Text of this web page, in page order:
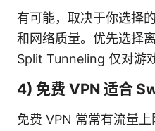
有可能，取决于你选择
和网络质量。优先选择
Split Tunneling 仅对游
4) 免费 VPN 适合
免费 VPN 常常有流量